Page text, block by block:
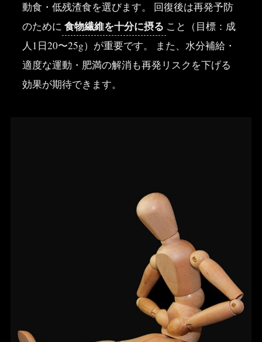
動食・低残渣食を選びます。 回復後は再発予防
のために 食物繊維を十分に摂る こと（目標：成
人1日20〜25g）が重要です。 また、水分補給・
適度な運動・肥満の解消も再発リスクを下げる
効果が期待できます。